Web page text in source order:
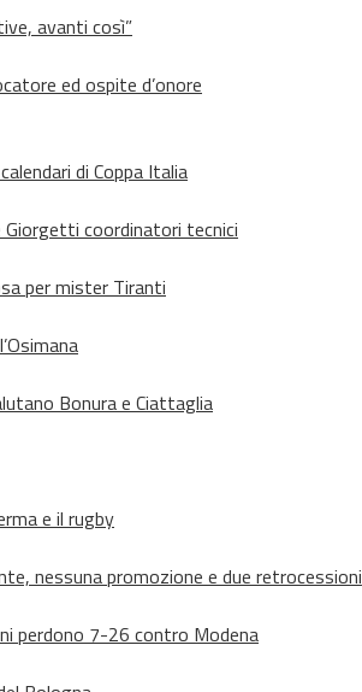
avanti così”
ed ospite d’onore
di Coppa Italia
Giorgetti coordinatori tecnici
per mister Tiranti
Bonura e Ciattaglia
e il rugby
nessuna promozione e due retrocessioni
perdono 7-26 contro Modena